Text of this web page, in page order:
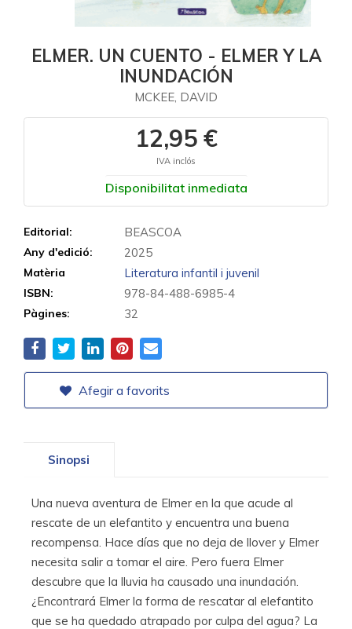
ELMER. UN CUENTO - ELMER Y LA
INUNDACIÓN
MCKEE, DAVID
12,95 €
IVA inclós
Disponibilitat inmediata
Editorial: BEASCOA
Any d'edició: 2025
Matèria Literatura infantil i juvenil
ISBN: 978-84-488-6985-4
Pàgines: 32
Afegir a favorits
Sinopsi
Una nueva aventura de Elmer en la que acude al
rescate de un elefantito y encuentra una buena
recompensa. Hace días que no deja de llover y Elmer
necesita salir a tomar el aire. Pero fuera Elmer
descubre que la lluvia ha causado una inundación.
¿Encontrará Elmer la forma de rescatar al elefantito
que se ha quedado atrapado por culpa del agua? La